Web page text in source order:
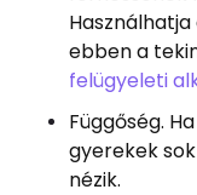
ebben a
felügyeleti
Függőség.
gyerekek
nézik.